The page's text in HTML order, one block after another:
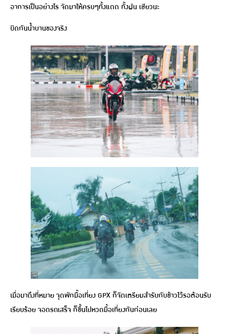
อาการเป็นอย่างไร จัดมาให้ครบๆทั้งแดด ทั้งฝน เชียวนะ
บิดกันน้ำบานของจริง
เมื่อมาถึงที่หมาย จุดพักมื้อเที่ยง GPX ก็จัดเตรียมสำรับกับข้าวไว้รอต้อนรับ
เรียบร้อย จอดรถเสร็จ ก็ขึ้นไปหวดมื้อเที่ยงกันก่อนเลย